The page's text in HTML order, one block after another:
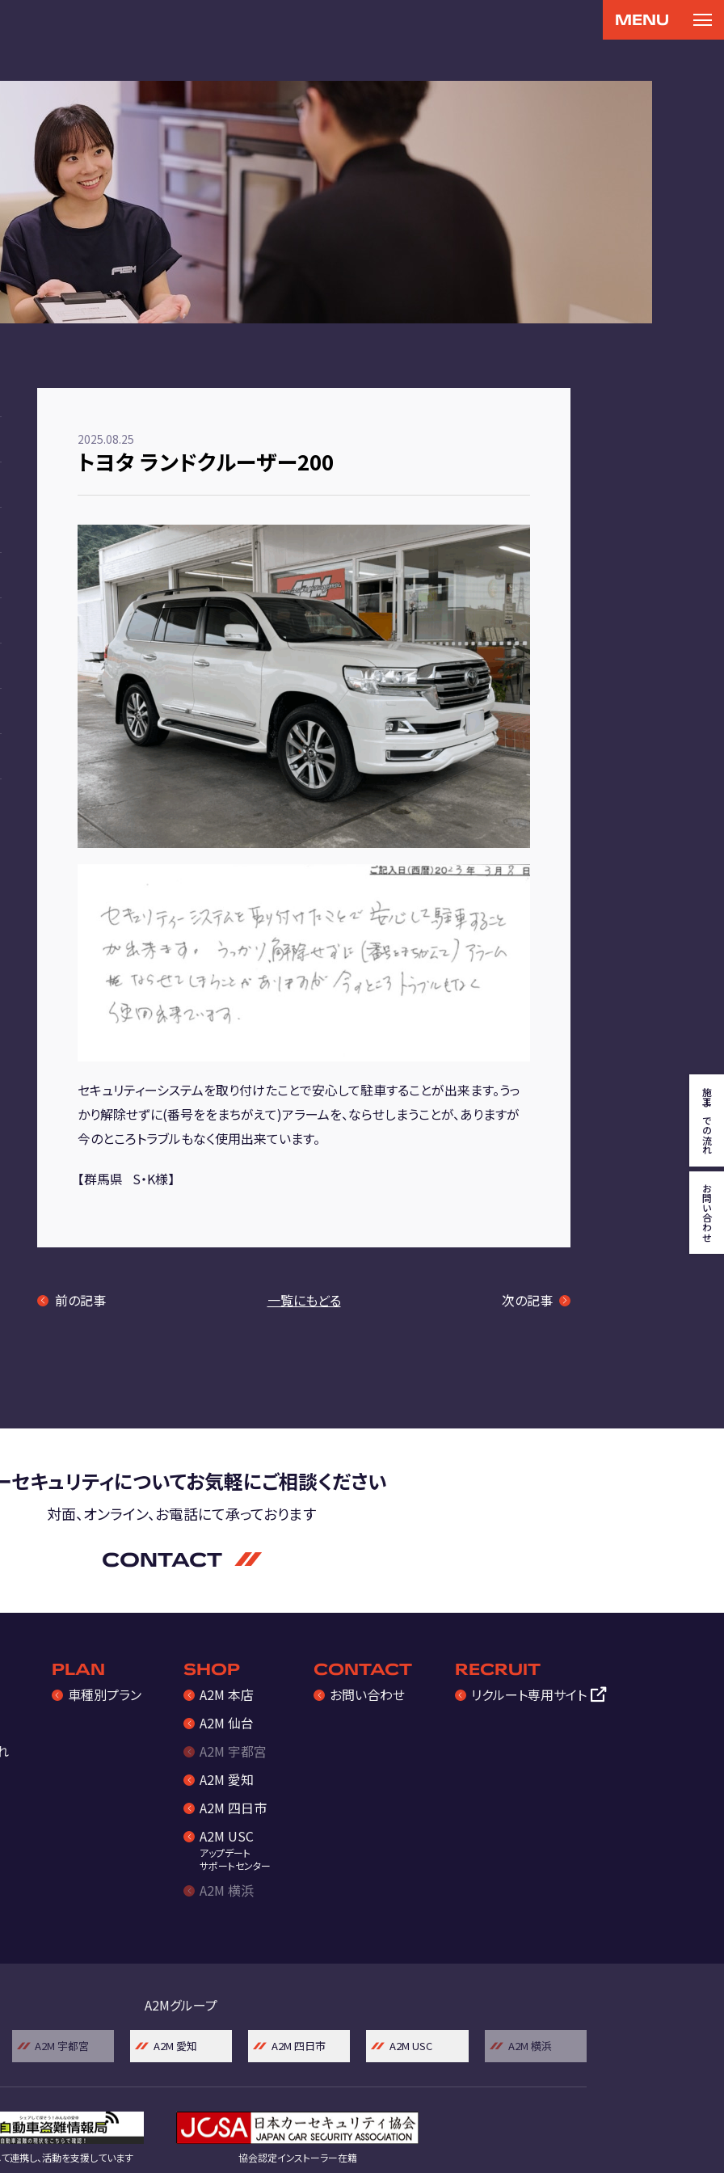
2025.08.25
トヨタ ランドクルーザー200
セキュリティーシステムを取り付けたことで安心して駐車することが出来ます。うっ
かり解除せずに(番号ををまちがえて)アラームを、ならせしまうことが、ありますが
今のところトラブルもなく使用出来ています。
【群馬県 S・K様】
前の記事 一覧にもどる 次の記事
セキュリティについてお気軽にご相談ください
対面、オンライン、お電話にて承っております
CONTACT
PLAN
車種別プラン
SHOP
A2M 本店
A2M 仙台
A2M 宇都宮
A2M 愛知
A2M 四日市
A2M USC
アップデート
サポートセンター
A2M 横浜
CONTACT
お問い合わせ
RECRUIT
リクルート専用サイト
A2Mグループ
A2M 宇都宮 A2M 愛知 A2M 四日市 A2M USC A2M 横浜
連携し、活動を支援しています 協会認定インストーラー在籍
MENU
施工までの流れ
お問い合わせ
車種別プラン
A2M 本店
A2M 仙台
A2M 宇都宮
A2M 愛知
A2M USC
アップデート
サポートセンター
A2M 横浜
お問い合わせ
リクルート